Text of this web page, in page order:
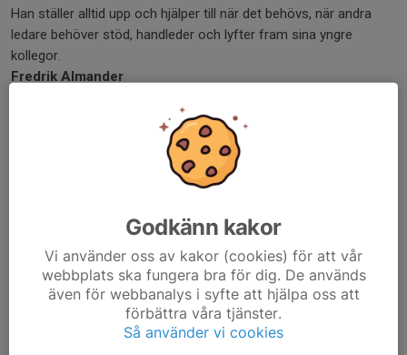
Han ställer alltid upp och hjälper till när det behövs, när andra
ledare behöver stöd, handleder och lyfter fram sina yngre
kollegor.
Fredrik Almander
Hon får en att tycka om handbollen mer och mer. Hon är en
trygghet både på planen och utanför, nästan som en bästa vän.
Hon är även en otroligt duktig ledare!
Årets domarpar:
Årets domarpar har den gånga säsongen tagit stora kliv framåt,
de är hungriga och vill lära!
De har tagit sig an matcherna på ett föredömligt sätt med
Godkänn kakor
Vi använder oss av kakor (cookies) för att vår
webbplats ska fungera bra för dig. De används
även för webbanalys i syfte att hjälpa oss att
förbättra våra tjänster.
Så använder vi cookies